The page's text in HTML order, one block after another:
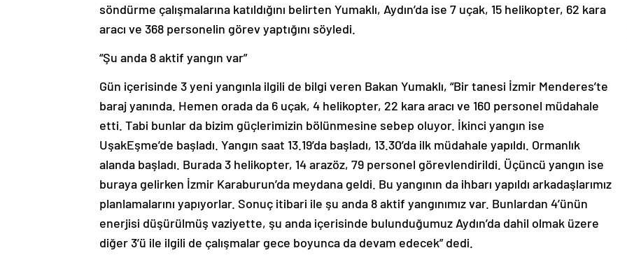
söndürme çalışmalarına katıldığını belirten Yumaklı, Aydın’da ise 7 uçak, 15 helikopter, 62 kara
aracı ve 368 personelin görev yaptığını söyledi.
“Şu anda 8 aktif yangın var”
Gün içerisinde 3 yeni yangınla ilgili de bilgi veren Bakan Yumaklı, “Bir tanesi İzmir Menderes’te
baraj yanında. Hemen orada da 6 uçak, 4 helikopter, 22 kara aracı ve 160 personel müdahale
etti. Tabi bunlar da bizim güçlerimizin bölünmesine sebep oluyor. İkinci yangın ise
UşakEşme’de başladı. Yangın saat 13.19’da başladı, 13.30’da ilk müdahale yapıldı. Ormanlık
alanda başladı. Burada 3 helikopter, 14 arazöz, 79 personel görevlendirildi. Üçüncü yangın ise
buraya gelirken İzmir Karaburun’da meydana geldi. Bu yangının da ihbarı yapıldı arkadaşlarımız
planlamalarını yapıyorlar. Sonuç itibari ile şu anda 8 aktif yangınımız var. Bunlardan 4’ünün
enerjisi düşürülmüş vaziyette, şu anda içerisinde bulunduğumuz Aydın’da dahil olmak üzere
diğer 3’ü ile ilgili de çalışmalar gece boyunca da devam edecek” dedi.